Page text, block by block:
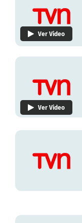
Ver Video
Ver Video